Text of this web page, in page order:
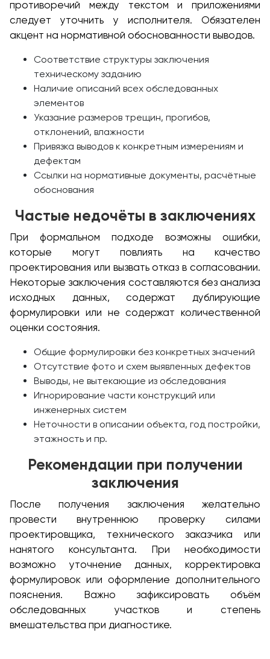
противоречий между текстом и приложениями
следует уточнить у исполнителя. Обязателен
акцент на нормативной обоснованности выводов.
Соответствие структуры заключения
техническому заданию
Наличие описаний всех обследованных
элементов
Указание размеров трещин, прогибов,
отклонений, влажности
Привязка выводов к конкретным измерениям и
дефектам
Ссылки на нормативные документы, расчётные
обоснования
Частые недочёты в заключениях
При формальном подходе возможны ошибки,
которые могут повлиять на качество
проектирования или вызвать отказ в согласовании.
Некоторые заключения составляются без анализа
исходных данных, содержат дублирующие
формулировки или не содержат количественной
оценки состояния.
Общие формулировки без конкретных значений
Отсутствие фото и схем выявленных дефектов
Выводы, не вытекающие из обследования
Игнорирование части конструкций или
инженерных систем
Неточности в описании объекта, год постройки,
этажность и пр.
Рекомендации при получении
заключения
После получения заключения желательно
провести внутреннюю проверку силами
проектировщика, технического заказчика или
нанятого консультанта. При необходимости
возможно уточнение данных, корректировка
формулировок или оформление дополнительного
пояснения. Важно зафиксировать объём
обследованных участков и степень
вмешательства при диагностике.